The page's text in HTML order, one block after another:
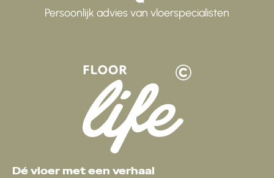
Persoonlijk advies van vloerspecialisten
Dé vloer met een verhaal